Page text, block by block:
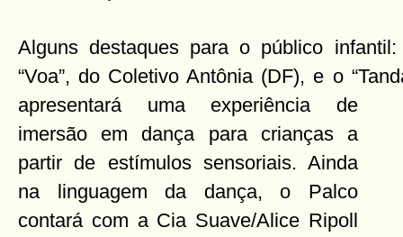
Alguns destaques para o público
“Voa”, do Coletivo Antônia (DF), e o
apresentará uma experiência de
imersão em dança para crianças a
partir de estímulos sensoriais. Ainda
na linguagem da dança, o Palco
contará com a Cia Suave/Alice Ripoll